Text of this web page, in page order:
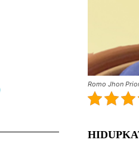
Romo Jhon